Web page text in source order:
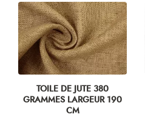
TOILE DE JUTE 380
GRAMMES LARGEUR 190
CM